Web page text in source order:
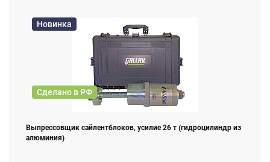
Новинка
Сделано в РФ
Выпрессовщик сайлентблоков, усилие 26 т (гидроцилиндр из
алюминия)